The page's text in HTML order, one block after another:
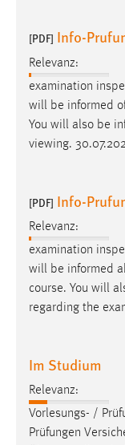
[PDF] Info-
Relevanz:
examination
will be informed
You will also be
viewing.
[PDF] Info-
Relevanz:
examination
will be informed
course. You will
regarding the
Im Studium
Relevanz:
Vorlesungs- /
Prüfungen
Name:
chat-frame-
Zweck:
Wird benötigt
Cookie
Name:
fe_user,
Zweck:
24 Stunden